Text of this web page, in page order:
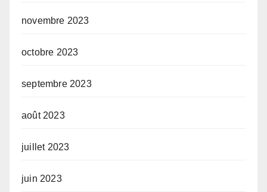
novembre 2023
octobre 2023
septembre 2023
août 2023
juillet 2023
juin 2023